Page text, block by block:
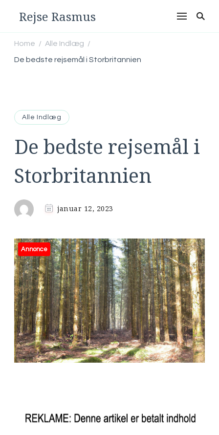
Rejse Rasmus
Home / Alle Indlæg /
De bedste rejsemål i Storbritannien
Alle Indlæg
De bedste rejsemål i
Storbritannien
januar 12, 2023
Annonce